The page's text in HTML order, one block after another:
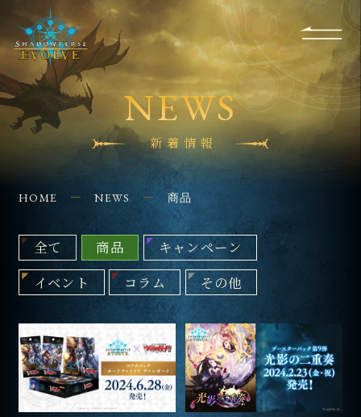
Q&A
SHOPS
CONTACT
NEWS
新着情報
HOME NEWS 商品
全て 商品
キャンペーン
イベント
コラム その他